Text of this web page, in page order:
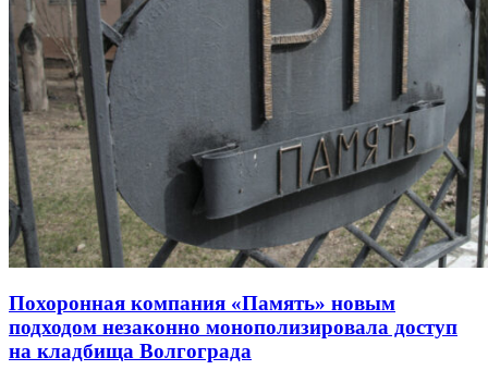
Похоронная компания «Память» новым
подходом незаконно монополизировала доступ
на кладбища Волгограда